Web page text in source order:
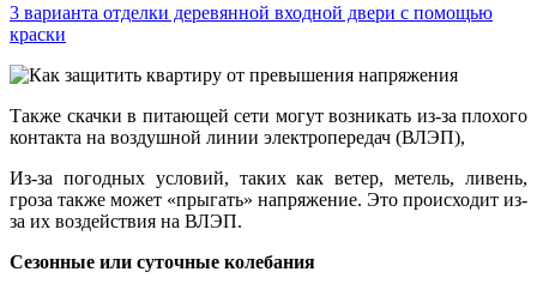
3 варианта отделки деревянной входной двери с помощью
краски
Также скачки в питающей сети могут возникать из-за плохого
контакта на воздушной линии электропередач (ВЛЭП),
Из-за погодных условий, таких как ветер, метель, ливень,
гроза также может «прыгать» напряжение. Это происходит из-
за их воздействия на ВЛЭП.
Сезонные или суточные колебания